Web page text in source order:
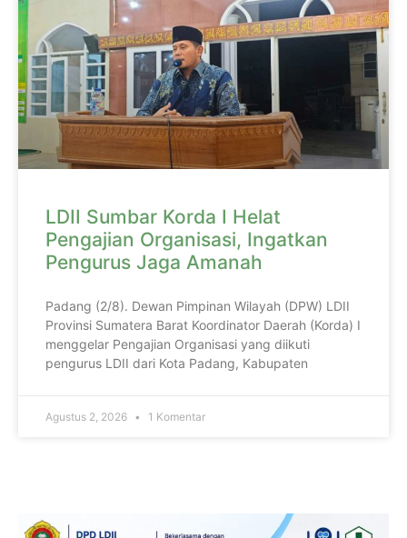
LDII Sumbar Korda I Helat
Pengajian Organisasi, Ingatkan
Pengurus Jaga Amanah
Padang (2/8). Dewan Pimpinan Wilayah (DPW) LDII
Provinsi Sumatera Barat Koordinator Daerah (Korda) I
menggelar Pengajian Organisasi yang diikuti
pengurus LDII dari Kota Padang, Kabupaten
Agustus 2, 2026 1 Komentar